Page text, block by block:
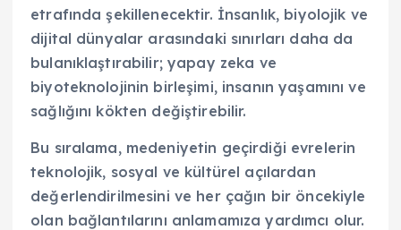
etrafında şekillenecektir. İnsanlık, biyolojik ve
dijital dünyalar arasındaki sınırları daha da
bulanıklaştırabilir; yapay zeka ve
biyoteknolojinin birleşimi, insanın yaşamını ve
sağlığını kökten değiştirebilir.
Bu sıralama, medeniyetin geçirdiği evrelerin
teknolojik, sosyal ve kültürel açılardan
değerlendirilmesini ve her çağın bir öncekiyle
olan bağlantılarını anlamamıza yardımcı olur.